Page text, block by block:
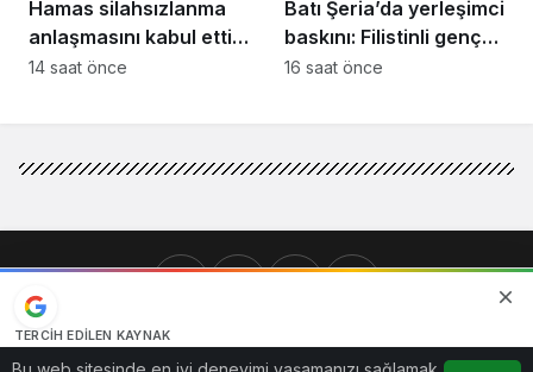
Hamas silahsızlanma
anlaşmasını kabul etti,
zorluklar neler?
14 saat önce
Batı Şeria’da yerleşimci
baskını: Filistinli genç
vuruldu!
16 saat önce
TERCIH EDILEN KAYNAK